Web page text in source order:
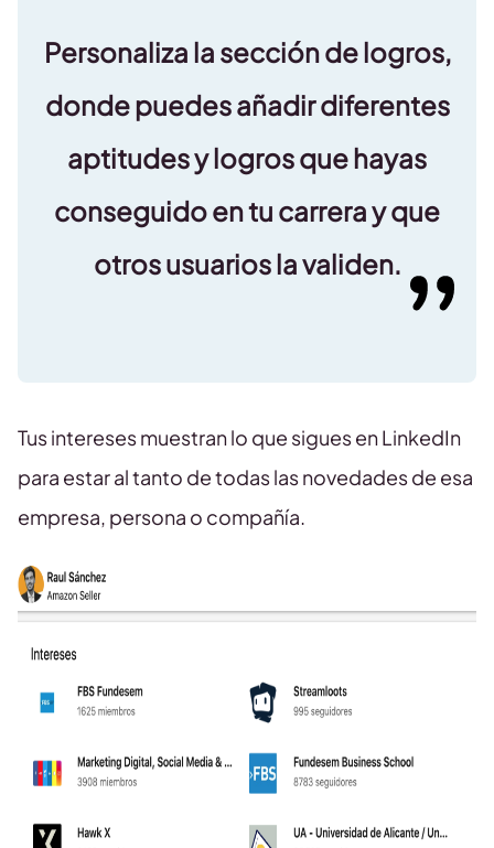
Personaliza la sección de logros,
donde puedes añadir diferentes
aptitudes y logros que hayas
conseguido en tu carrera y que
otros usuarios la validen.
Tus intereses muestran lo que sigues en LinkedIn
para estar al tanto de todas las novedades de esa
empresa, persona o compañía.